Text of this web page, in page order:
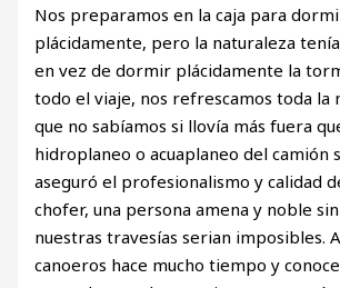
Nos preparamos en la caja para
plácidamente, pero la naturaleza
en vez de dormir plácidamente la
todo el viaje, nos refrescamos toda la
que no sabíamos si llovía más fuera
hidroplaneo o acuaplaneo del camión
aseguró el profesionalismo y calidad
chofer, una persona amena y noble
nuestras travesías serian imposibles.
canoeros hace mucho tiempo y